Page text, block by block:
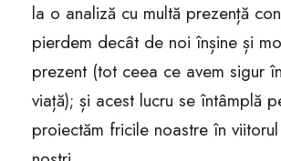
la o analiză cu multă prezență
pierdem decât de noi înșine și
prezent (tot ceea ce avem sigur
viață); și acest lucru se întâmplă
proiectăm fricile noastre în